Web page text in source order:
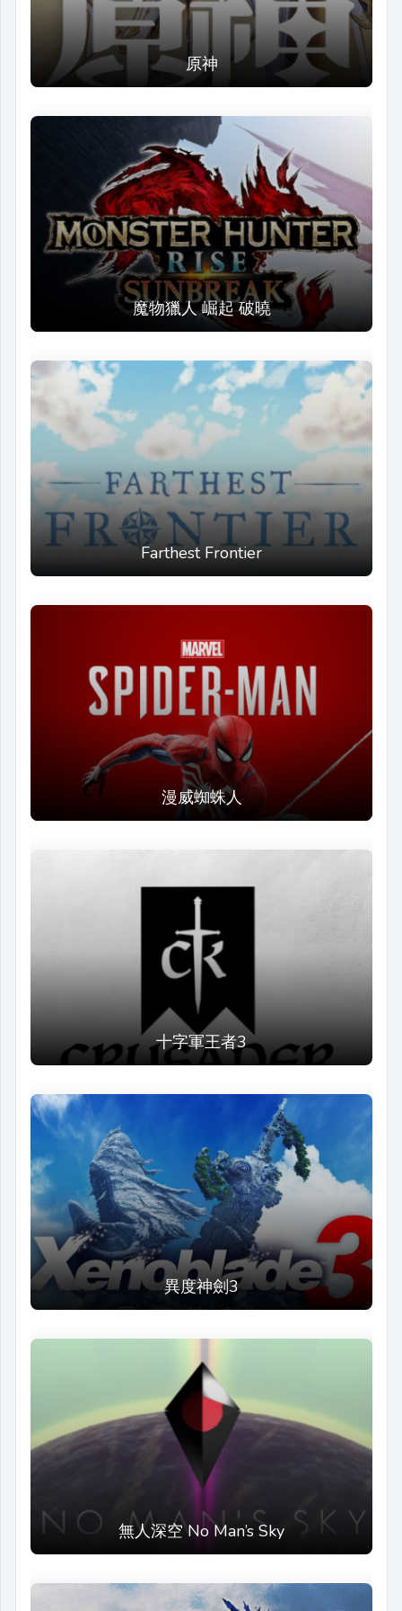
原神
魔物獵人 崛起 破曉
Farthest Frontier
漫威蜘蛛人
十字軍王者3
異度神劍3
無人深空 No Man’s Sky